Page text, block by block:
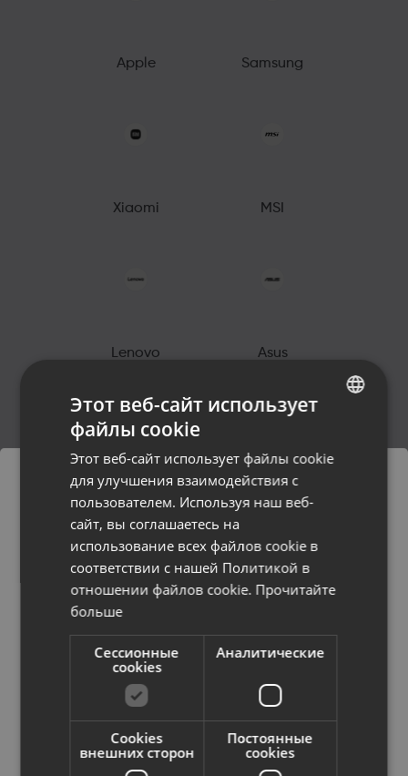
Apple Samsung
Xiaomi MSI
Lenovo Asus
Sony Husqvarna
Заказы будут доставлены в
выбранную страну
Содержание сайта будет
отображаться на выбранном языке
Страна
Язык
RUSSIAN
Этот веб-сайт использует
файлы cookie
Этот веб-сайт использует файлы cookie
для улучшения взаимодействия с
пользователем. Используя наш веб-
сайт, вы соглашаетесь на
использование всех файлов cookie в
соответствии с нашей Политикой в ​​
отношении файлов cookie. Прочитайте
больше
Сессионные
cookies
Аналитические
Cookies
внешних сторон
Постоянные
cookies